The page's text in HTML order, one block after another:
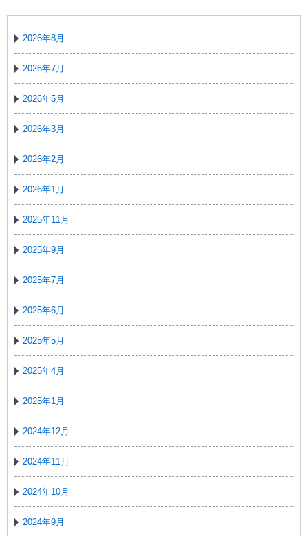
2026年8月
2026年7月
2026年5月
2026年3月
2026年2月
2026年1月
2025年11月
2025年9月
2025年7月
2025年6月
2025年5月
2025年4月
2025年1月
2024年12月
2024年11月
2024年10月
2024年9月